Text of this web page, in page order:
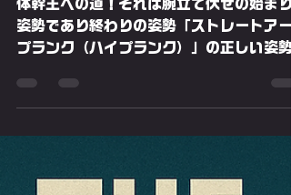
PUSH-UP💫THE HERO編集部
パーソナル
腕立て伏せの正しいフォー